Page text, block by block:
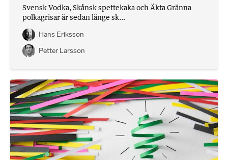
Svensk Vodka, Skånsk spettekaka och Äkta Gränna
polkagrisar är sedan länge sk...
Hans Eriksson
Petter Larsson